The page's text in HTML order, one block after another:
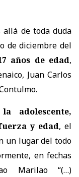
de toda duda
de diciembre del
años de edad,
Juan Carlos
adolescente,
y edad, el
un lugar del todo
en fechas
Marilao “(…)